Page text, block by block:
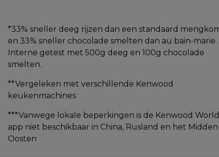
*33% sneller deeg rijzen dan een standaard
en 33% sneller chocolade smelten dan au bain-marie.
Interne getest met 500g deeg en 100g chocolade
smelten.
**Vergeleken met verschillende Kenwood
keukenmachines
***Vanwege lokale beperkingen is de Kenwood
app niet beschikbaar in China, Rusland en het
Oosten